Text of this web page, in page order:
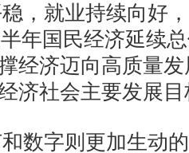
，就业持续向好
年国民经济延续
经济迈向高质量
济社会主要发展
数字则更加生动